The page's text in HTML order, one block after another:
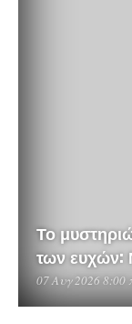
Το
των ευχών:
07 Αυγ 2026 8:00